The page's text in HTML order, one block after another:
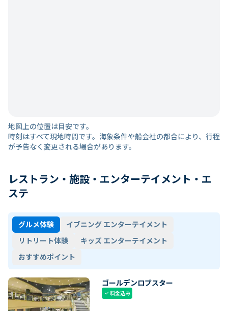
地図上の位置は目安です。
時刻はすべて現地時間です。海象条件や船会社の都合により、行程
が予告なく変更される場合があります。
レストラン・施設・エンターテイメント・エ
ステ
グルメ体験
イブニング エンターテイメント
リトリート体験
キッズ エンターテイメント
おすすめポイント
ゴールデンロブスター
check料金込み